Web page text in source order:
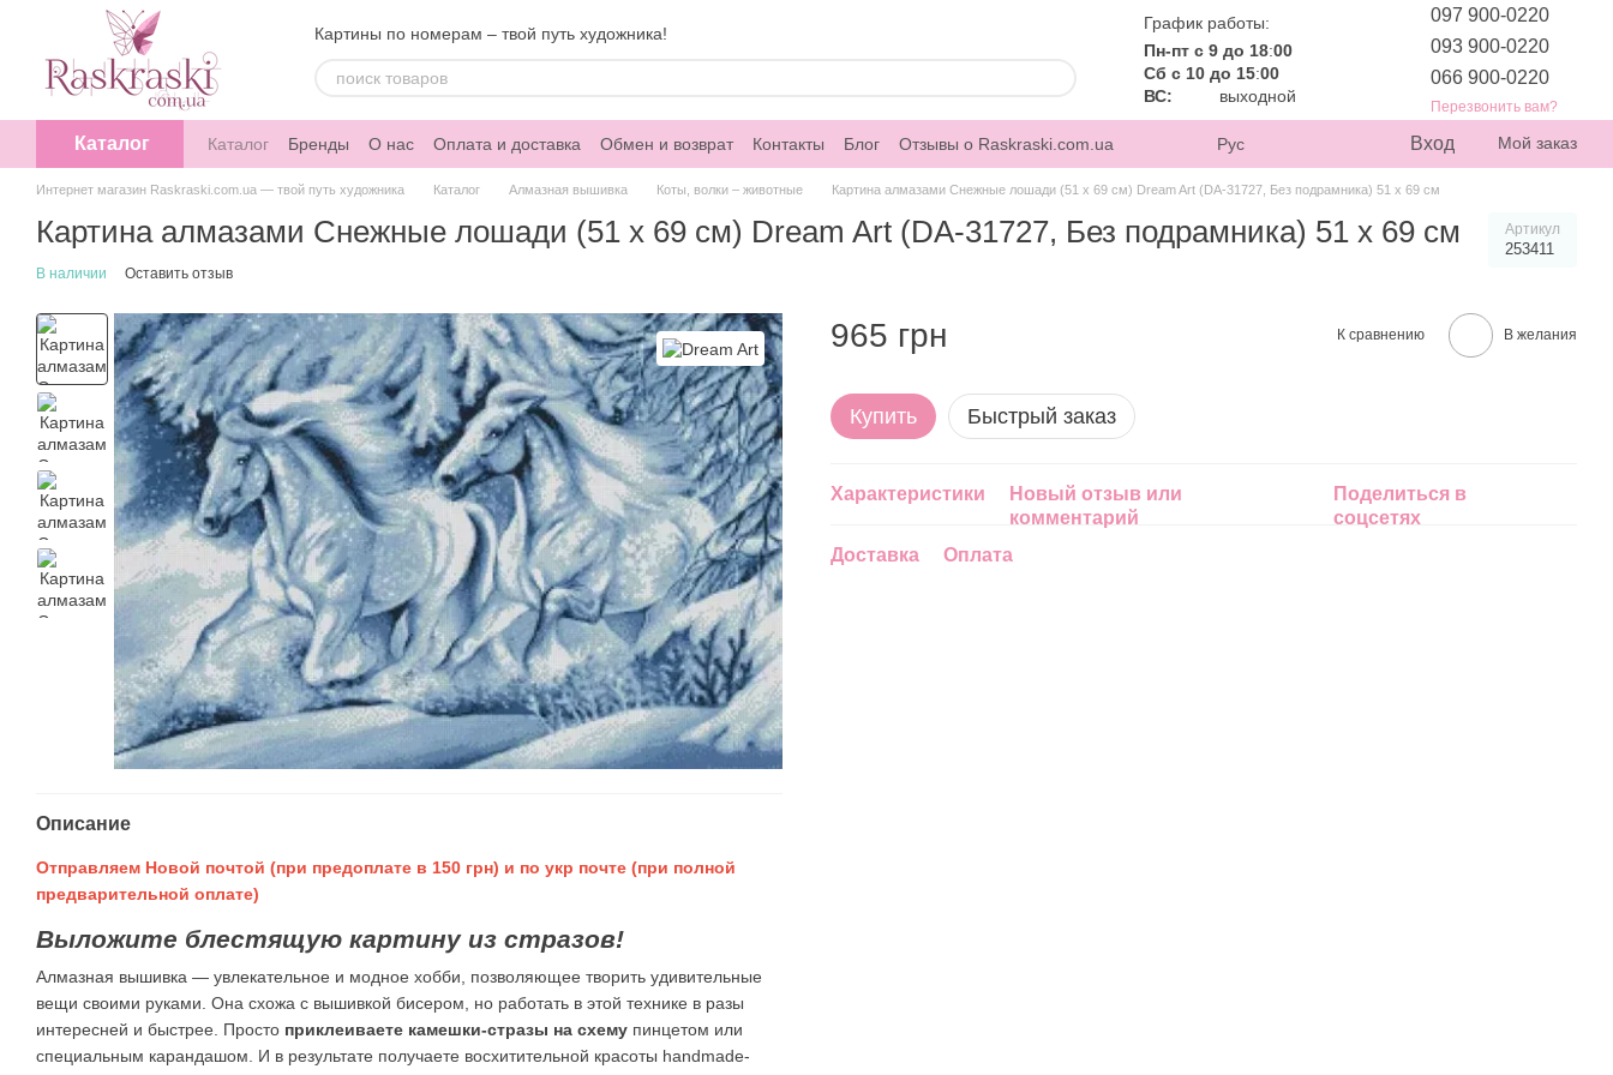
Перейти к основному контенту
Картины по номерам – твой путь художника!
График работы:
Пн-пт с 9 до 18:00
Сб с 10 до 15:00
ВС:
выходной
097 900-0220
093 900-0220
066 900-0220
Перезвонить вам?
Каталог Каталог Бренды О нас Оплата и доставка Обмен и возврат Контакты Блог Отзывы о Raskraski.com.ua Рус Вход Мой заказ
Интернет магазин Raskraski.com.ua — твой путь художника Каталог Алмазная вышивка Коты, волки – животные Картина алмазами Снежные лошади (51 х 69 см) Dream Art (DA-31727, Без подрамника) 51 х 69 см
Картина алмазами Снежные лошади (51 х 69 см) Dream Art (DA-31727, Без подрамника) 51 х 69 см Артикул
253411
В наличии Оставить отзыв
Описание
Отправляем Новой почтой (при предоплате в 150 грн) и по укр почте (при полной
предварительной оплате)
Выложите блестящую картину из стразов!
Алмазная вышивка — увлекательное и модное хобби, позволяющее творить удивительные
вещи своими руками. Она схожа с вышивкой бисером, но работать в этой технике в разы
интересней и быстрее. Просто приклеиваете камешки-стразы на схему пинцетом или
специальным карандашом. И в результате получаете восхитительной красоты handmade-
965 грн К сравнению В желания
Купить Быстрый заказ
Характеристики
Новый отзыв или
комментарий
Поделиться в
соцсетях
Доставка
Оплата